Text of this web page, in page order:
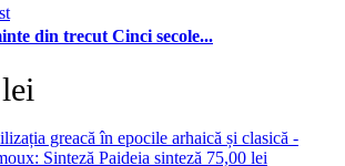
din trecut Cinci secole...